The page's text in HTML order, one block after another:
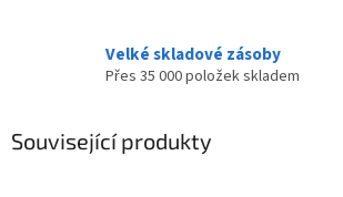
Velké skladové zásoby
Přes 35 000 položek skladem
Související produkty